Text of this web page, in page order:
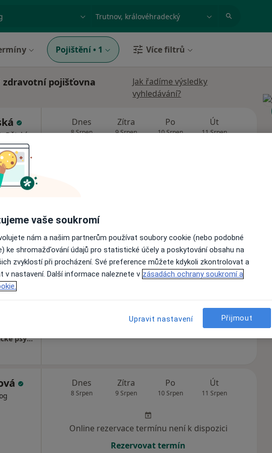
Město nebo region
Pojištění • 1 Více filtrů
zdravotní pojišťovna
Jak řadíme výsledky
vyhledávání?
Dětský
Dnes
8 Srpen
Zítra
9 Srpen
Po
10 Srpen
Út
11 Srpen 12 Srpen
Ordinace psychologa s.r.o. - ambulance klinické psychologie pro děti a dospělé
Dnes
8 Srpen
Zítra
9 Srpen
Po
10 Srpen
Út
11 Srpen 12 Srpen
Rezervovat termín
Dnes
8 Srpen
Zítra
9 Srpen
Po
10 Srpen
Út
11 Srpen
Online rezervace termínu není k dispozici
Rezervovat termín
vaše soukromí
nám a našim partnerům používat soubory cookie (nebo podobné
ke shromažďování údajů pro statistické účely a poskytování obsahu na
zvyklostí při procházení. Své preference můžete kdykoli zkontrolovat a
v nastavení. Další informace naleznete v zásadách ochrany soukromí a
Upravit nastavení Přijmout